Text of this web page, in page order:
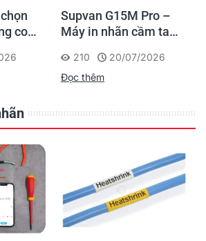
co
Supvan G15M Pro –
Máy in nhãn cầm tay
dấu một lần, tra cứu
trọn đời công trình
210
20/07/2026
Đọc thêm